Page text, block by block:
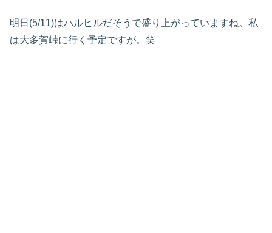
明日(5/11)はハルヒルだそうで盛り上がっていますね。私
は大多賀峠に行く予定ですが。笑